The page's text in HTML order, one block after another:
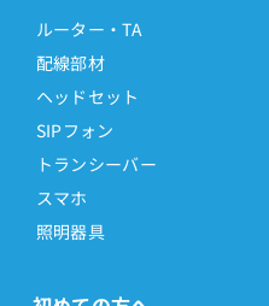
ルーター・TA
配線部材
ヘッドセット
SIPフォン
トランシーバー
スマホ
照明器具